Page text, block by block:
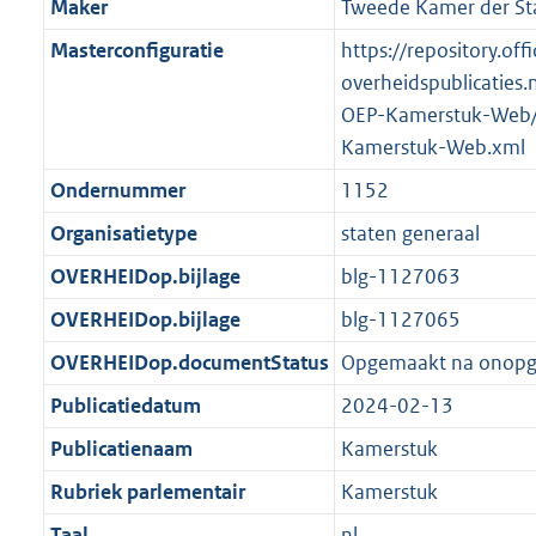
Maker
Tweede Kamer der
Masterconfiguratie
https://
OEP-Kamerstuk-
Kamerstuk-Web.xml
Ondernummer
1152
Organisatietype
staten generaal
OVERHEIDop.bijlage
blg-1127063
OVERHEIDop.bijlage
blg-1127065
OVERHEIDop.documentStatus Opgemaakt na
Publicatiedatum
2024-02-13
Publicatienaam
Kamerstuk
Rubriek parlementair
Kamerstuk